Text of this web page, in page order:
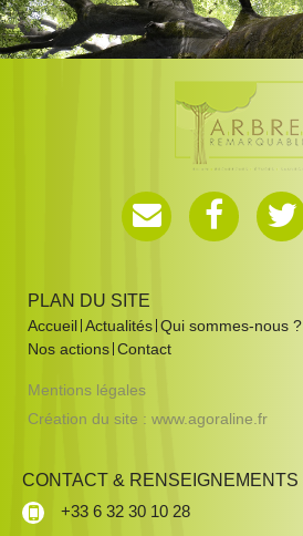
PLAN DU SITE
Accueil Actualités Qui sommes-nous ?
Nos actions Contact
Mentions légales
Création du site : www.agoraline.fr
CONTACT & RENSEIGNEMENTS
+33 6 32 30 10 28